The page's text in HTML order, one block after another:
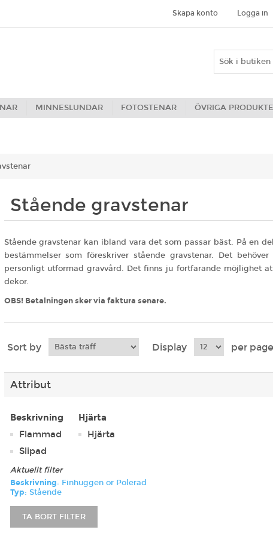
Skapa konto Logga in
MINNESLUNDAR FOTOSTENAR ÖVRIGA
Stående gravstenar
Stående gravstenar kan ibland vara det som passar bäst. På en
bestämmelser som föreskriver stående gravstenar. Det
personligt utformad gravvård. Det finns ju fortfarande möjlighet
dekor.
OBS! Betalningen sker via faktura senare.
Sort by Display per page
Attribut
Beskrivning
Flammad
Slipad
Hjärta
Hjärta
Aktuellt filter
Beskrivning: Finhuggen or Polerad
Typ: Stående
TA BORT FILTER